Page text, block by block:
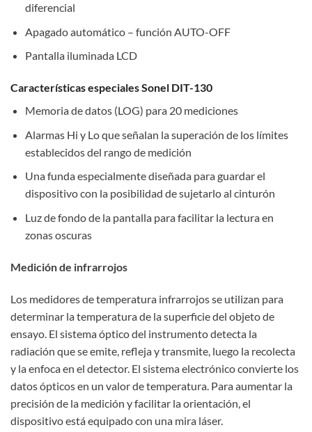
diferencial
Apagado automático – función AUTO-OFF
Pantalla iluminada LCD
Características especiales Sonel DIT-130
Memoria de datos (LOG) para 20 mediciones
Alarmas Hi y Lo que señalan la superación de los límites
establecidos del rango de medición
Una funda especialmente diseñada para guardar el
dispositivo con la posibilidad de sujetarlo al cinturón
Luz de fondo de la pantalla para facilitar la lectura en
zonas oscuras
Medición de infrarrojos
Los medidores de temperatura infrarrojos se utilizan para
determinar la temperatura de la superficie del objeto de
ensayo. El sistema óptico del instrumento detecta la
radiación que se emite, refleja y transmite, luego la recolecta
y la enfoca en el detector. El sistema electrónico convierte los
datos ópticos en un valor de temperatura. Para aumentar la
precisión de la medición y facilitar la orientación, el
dispositivo está equipado con una mira láser.